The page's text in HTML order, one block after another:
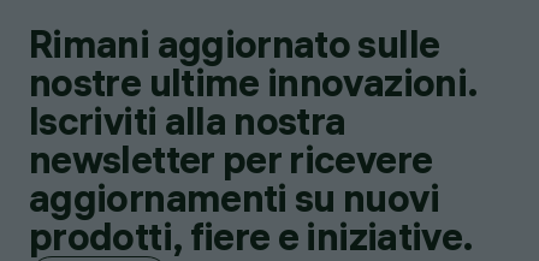
Rimani aggiornato sulle
nostre ultime innovazioni.
Iscriviti alla nostra
newsletter per ricevere
aggiornamenti su nuovi
prodotti, fiere e iniziative.